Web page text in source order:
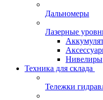
Дальномеры
Лазерные
Нивелиры
Техника для склада
Тележки